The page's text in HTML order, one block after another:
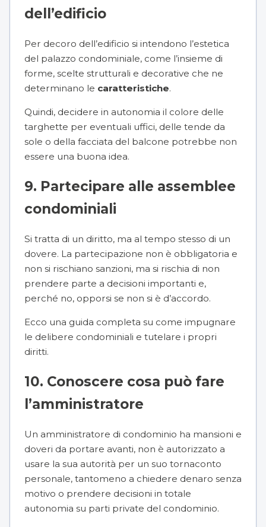
dell’edificio
Per decoro dell’edificio si intendono l’estetica
del palazzo condominiale, come l’insieme di
forme, scelte strutturali e decorative che ne
determinano le caratteristiche.
Quindi, decidere in autonomia il colore delle
targhette per eventuali uffici, delle tende da
sole o della facciata del balcone potrebbe non
essere una buona idea.
9. Partecipare alle assemblee
condominiali
Si tratta di un diritto, ma al tempo stesso di un
dovere. La partecipazione non è obbligatoria e
non si rischiano sanzioni, ma si rischia di non
prendere parte a decisioni importanti e,
perché no, opporsi se non si è d’accordo.
Ecco una guida completa su come impugnare
le delibere condominiali e tutelare i propri
diritti.
10. Conoscere cosa può fare
l’amministratore
Un amministratore di condominio ha mansioni e
doveri da portare avanti, non è autorizzato a
usare la sua autorità per un suo tornaconto
personale, tantomeno a chiedere denaro senza
motivo o prendere decisioni in totale
autonomia su parti private del condominio.